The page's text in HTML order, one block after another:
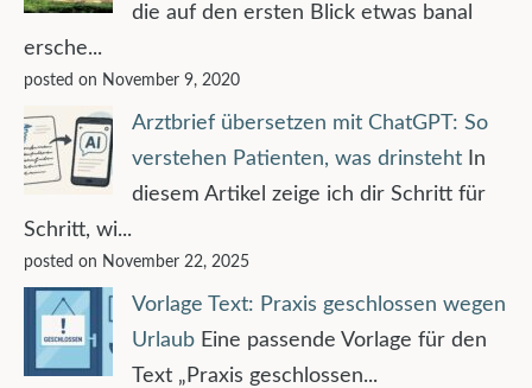
die auf den ersten Blick etwas banal
ersche...
posted on November 9, 2020
Arztbrief übersetzen mit ChatGPT: So
verstehen Patienten, was drinsteht
In
diesem Artikel zeige ich dir Schritt für
Schritt, wi...
posted on November 22, 2025
Vorlage Text: Praxis geschlossen wegen
Urlaub Eine passende Vorlage für den
Text „Praxis geschlossen...